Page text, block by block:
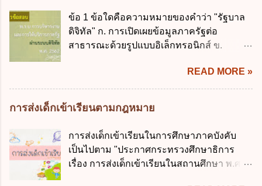
รัฐมนตรีว่าการกระทรวงการคลังมีหน้าที่
ควบคุมการใช้จ่ายงบประมาณให้เป็นไปอย่าง
โปร่งใสและตรวจสอบได้ ข้อ 4. พระราช
เกินร้อยละ 60 ข้อ 3 กฎหมายว่าด้วยวินัยการ
เงินการคลังของรัฐกำหนดหลักการห้ามเสนอ
กฎหมายที่ให้จัดเก็บภาษีอากรหรือค่า
ธรรมเนียมเพิ่มขึ้นจากที่กำหนดไว้ในกฎหมาย
เพื่อการนำไปใช้จ่ายตามวัตถุประสงค์หรือเพื่อ
ข. เพื่อป็นรายได้ขององค์กรปกครองส่วนท้อง
เลี่ยงได้ ง. สอดคล้องกับยุทธศาสตร์ชาติ ข้อ 4
หน่วยงานของรัฐจะต้องนำแผนการคลังระยะ
ปานกลางที่คณะรัฐมนตรีเห็นชอบแล้วไปใช้
ข้อ 1 ข้อใดคือความหมายของคำว่า "รัฐบาล
ดิจิทัล" ก. การเปิดเผยข้อมูลภาครัฐต่อ
สาธารณะด้วยรูปแบบอิเล็กทรอนิกส์ ข.
การบริหารงาน การให้บริการ การบูรณาการ
ข้อมูลภาครัฐ ค. วิธีการนำสัญลักษณ์ศูนย์และ
หนึ่ง เพื่อใช้สร้างระบบต่าง ๆ ง. สำนักงาน
พัฒนารัฐบาลดิจิทัล (องค์การมหาชน) ข้อ 2
การบริหารงานภาครัฐและการจัดทำบริการ
สาธารณะผ่านระบบดิจิทัล ต้องมีวัตถุประสงค์
ดังต่อไปนี้ ยกเว้น ข้อใด ก. ให้มีการใช้ระบบ
READ MORE »
การส่งเด็กเข้าเรียนตามกฎหมาย
การส่งเด็กเข้าเรียนในการศึกษาภาคบังคับ
เป็นไปตาม "ประกาศกระทรวงศึกษาธิการ
เรื่อง การส่งเด็กเข้าเรียนในสถานศึกษา พ.ศ.